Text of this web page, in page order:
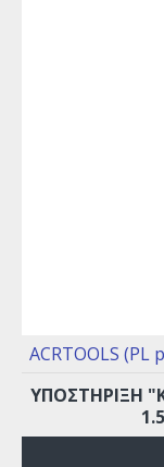
ACRTOOLS (PL
YΠΟΣΤΗΡΙΞΗ